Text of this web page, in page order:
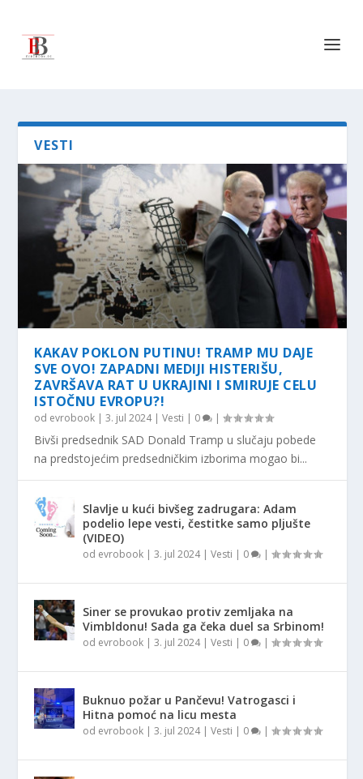
VESTI
KAKAV POKLON PUTINU! TRAMP MU DAJE
SVE OVO! ZAPADNI MEDIJI HISTERIŠU,
ZAVRŠAVA RAT U UKRAJINI I SMIRUJE CELU
ISTOČNU EVROPU?!
od evrobook |3. jul 2024|Vesti | 0 |
Bivši predsednik SAD Donald Tramp u slučaju pobede
na predstojećim predsedničkim izborima mogao bi...
Slavlje u kući bivšeg zadrugara: Adam
podelio lepe vesti, čestitke samo pljušte
(VIDEO)
od evrobook |3. jul 2024|Vesti | 0 |
Siner se provukao protiv zemljaka na
Vimbldonu! Sada ga čeka duel sa Srbinom!
od evrobook |3. jul 2024|Vesti | 0 |
Buknuo požar u Pančevu! Vatrogasci i
Hitna pomoć na licu mesta
od evrobook |3. jul 2024|Vesti | 0 |